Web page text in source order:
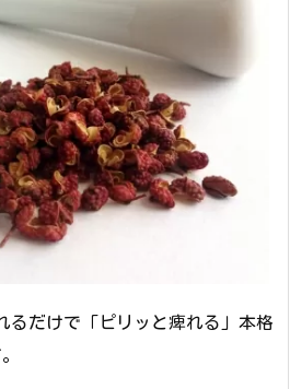
だけで「ピリッと痺れる」本格